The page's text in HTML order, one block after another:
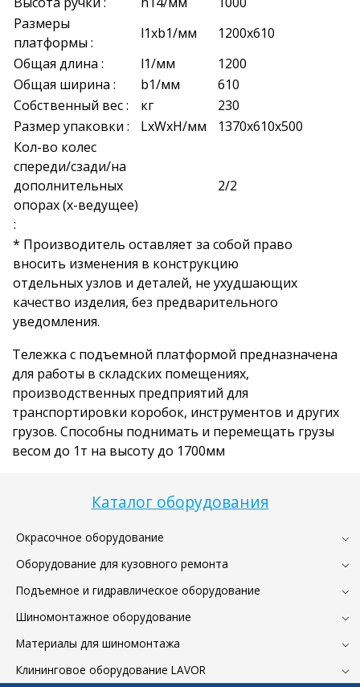
Каталог оборудования
Окрасочное оборудование
Оборудование для кузовного ремонта
Подъемное и гидравлическое оборудование
Шиномонтажное оборудование
Материалы для шиномонтажа
Клининговое оборудование LAVOR
Размеры
платформы :
l1xb1/мм
1200х610
Общая длина :
l1/мм
1200
Общая ширина :
b1/мм
610
Собственный вес :
кг
230
Размер упаковки :
LxWxH/мм
1370x610x500
Кол-во колес
спереди/сзади/на
дополнительных
опорах (х-ведущее)
:
2/2
* Производитель оставляет за собой право
вносить изменения в конструкцию
отдельных узлов и деталей, не ухудшающих
качество изделия, без предварительного
уведомления.
Тележка с подъемной платформой предназначена
для работы в складских помещениях,
производственных предприятий для
транспортировки коробок, инструментов и других
грузов. Способны поднимать и перемещать грузы
весом до 1т на высоту до 1700мм